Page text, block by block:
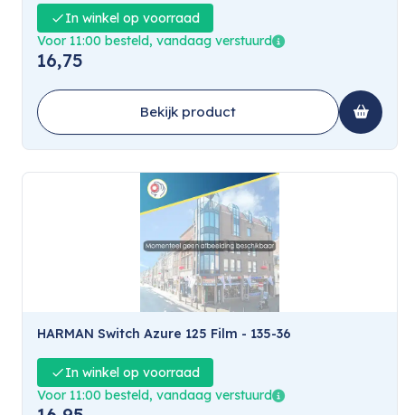
In winkel op voorraad
Voor 11:00 besteld, vandaag verstuurd
16,75
Bekijk product
HARMAN Switch Azure 125 Film - 135-36
In winkel op voorraad
Voor 11:00 besteld, vandaag verstuurd